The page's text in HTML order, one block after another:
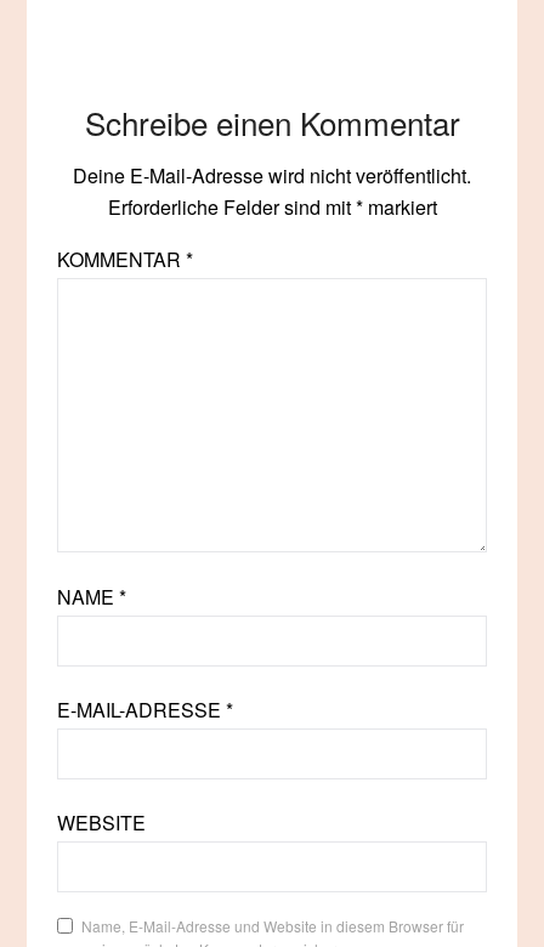
Schreibe einen Kommentar
Deine E-Mail-Adresse wird nicht veröffentlicht.
Erforderliche Felder sind mit*markiert
KOMMENTAR*
NAME*
E-MAIL-ADRESSE*
WEBSITE
Name, E-Mail-Adresse und Website in diesem Browser für